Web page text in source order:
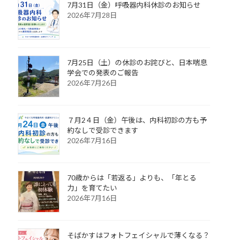
7月31日（金）呼吸器内科休診のお知らせ
2026年7月28日
7月25日（土）の休診のお詫びと、日本喘息
学会での発表のご報告
2026年7月26日
７月2４日（金）午後は、内科初診の方も予
約なしで受診できます
2026年7月16日
70歳からは「若返る」よりも、「年とる
力」を育てたい
2026年7月16日
そばかすはフォトフェイシャルで薄くなる？